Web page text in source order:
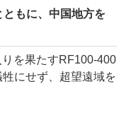
もに、中国地方を
を果たすRF100-400
にせず、超望遠域を